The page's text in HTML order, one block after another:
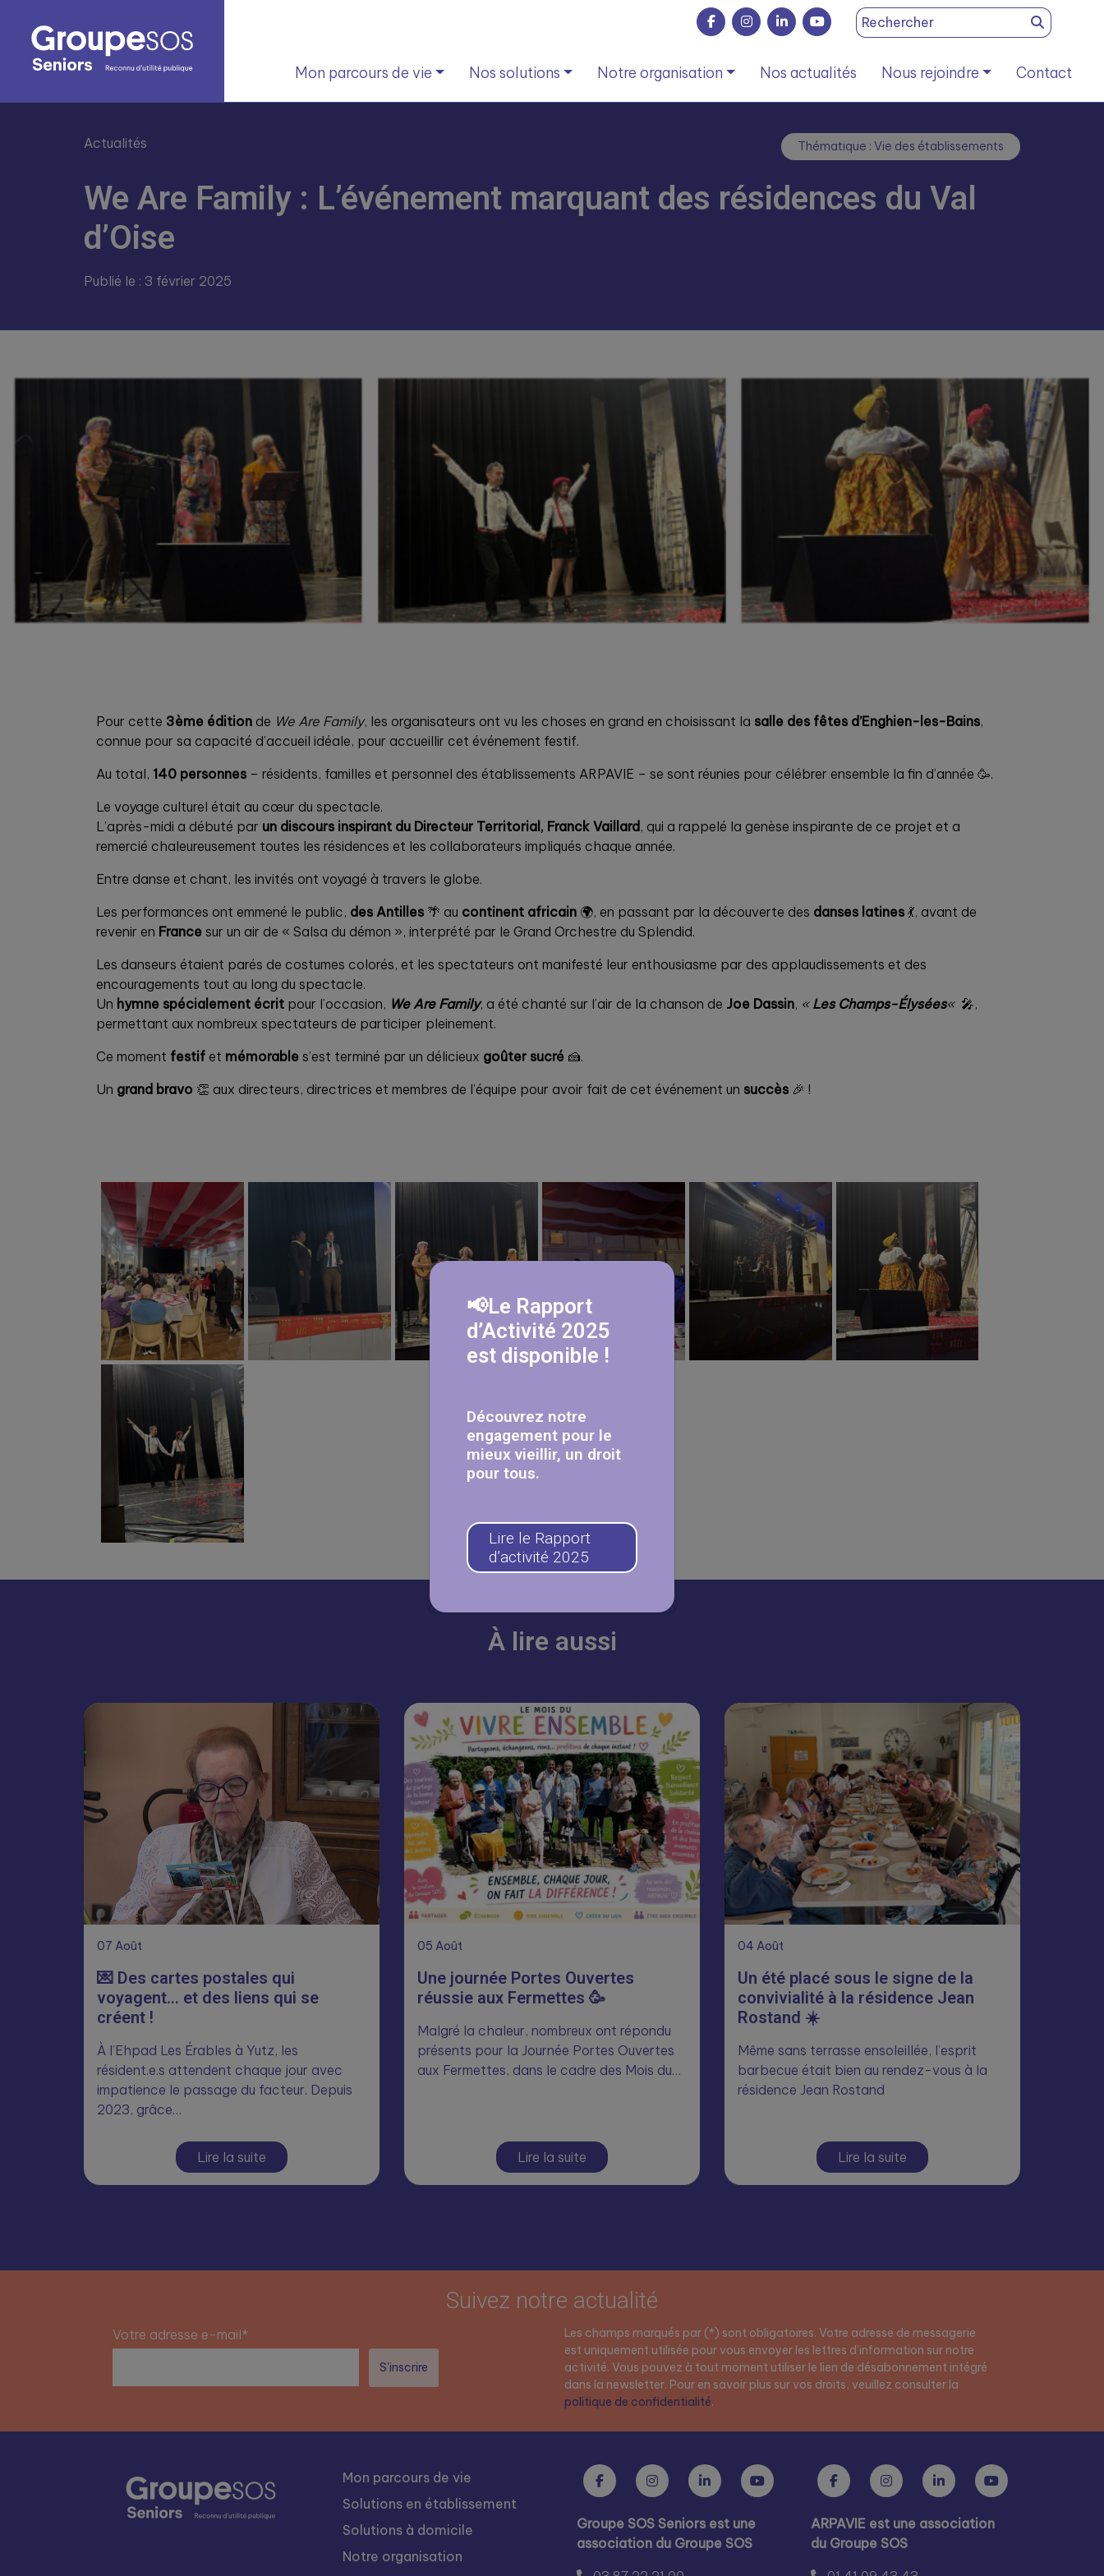
Search
for:
Mon parcours de vie Nos solutions Notre organisation Nos actualités Nous rejoindre Contact
Actualités Thématique : Vie des établissements
We Are Family : L’événement marquant des résidences du Val
d’Oise
Publié le : 3 février 2025
Pour cette 3ème édition de We Are Family, les organisateurs ont vu les choses en grand en choisissant la salle des fêtes d’Enghien-les-Bains,
connue pour sa capacité d’accueil idéale, pour accueillir cet événement festif.
Au total, 140 personnes – résidents, familles et personnel des établissements ARPAVIE – se sont réunies pour célébrer ensemble la fin d’année 🥳.
Le voyage culturel était au cœur du spectacle.
L’après-midi a débuté par un discours inspirant du Directeur Territorial, Franck Vaillard, qui a rappelé la genèse inspirante de ce projet et a
remercié chaleureusement toutes les résidences et les collaborateurs impliqués chaque année.
Entre danse et chant, les invités ont voyagé à travers le globe.
Les performances ont emmené le public, des Antilles 🌴 au continent africain 🌍, en passant par la découverte des danses latines 💃, avant de
revenir en France sur un air de « Salsa du démon », interprété par le Grand Orchestre du Splendid.
Les danseurs étaient parés de costumes colorés, et les spectateurs ont manifesté leur enthousiasme par des applaudissements et des
encouragements tout au long du spectacle.
Un hymne spécialement écrit pour l’occasion, We Are Family, a été chanté sur l’air de la chanson de Joe Dassin, « Les Champs-Élysées« 🎤,
permettant aux nombreux spectateurs de participer pleinement.
Ce moment festif et mémorable s’est terminé par un délicieux goûter sucré 🍰.
Un grand bravo 👏 aux directeurs, directrices et membres de l’équipe pour avoir fait de cet événement un succès 🎉 !
À lire aussi
07 Août
💌 Des cartes postales qui
voyagent… et des liens qui se
créent !
À l’Ehpad Les Érables à Yutz, les
résident.e.s attendent chaque jour avec
impatience le passage du facteur. Depuis
2023, grâce…
Lire la suite
05 Août
Une journée Portes Ouvertes
réussie aux Fermettes 🥳
Malgré la chaleur, nombreux ont répondu
présents pour la Journée Portes Ouvertes
aux Fermettes, dans le cadre des Mois du…
Lire la suite
04 Août
Un été placé sous le signe de la
convivialité à la résidence Jean
Rostand ☀️
Même sans terrasse ensoleillée, l’esprit
barbecue était bien au rendez-vous à la
résidence Jean Rostand
Lire la suite
Suivez notre actualité
Votre adresse e-mail*
Les champs marqués par (*) sont obligatoires. Votre adresse de messagerie
est uniquement utilisée pour vous envoyer les lettres d’information sur notre
activité. Vous pouvez à tout moment utiliser le lien de désabonnement intégré
dans la newsletter. Pour en savoir plus sur vos droits, veuillez consulter la
politique de confidentialité.
Mon parcours de vie
Solutions en établissement
Solutions à domicile
Notre organisation
Groupe SOS Seniors est une
association du Groupe SOS
ARPAVIE est une association
du Groupe SOS
📢Le Rapport
d’Activité 2025
est disponible !
Découvrez notre
engagement pour le
mieux vieillir, un droit
pour tous.
Lire le Rapport
d’activité 2025